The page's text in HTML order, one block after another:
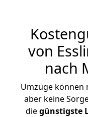
von
nach
Umzüge können
aber keine
diegünstigste